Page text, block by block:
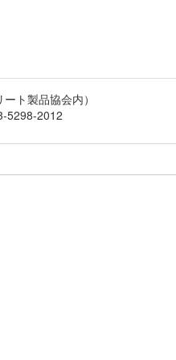
ト製品協会内）
5298-2012